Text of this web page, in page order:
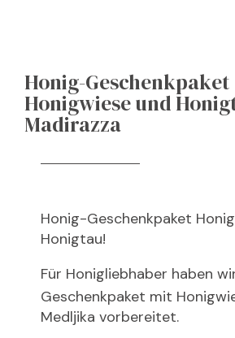
Honig-Geschenkpaket
Honigwiese und
Madirazza
Honig-Geschenkpaket
Honigtau!
Für Honigliebhaber haben
Geschenkpaket mit
Medljika vorbereitet.